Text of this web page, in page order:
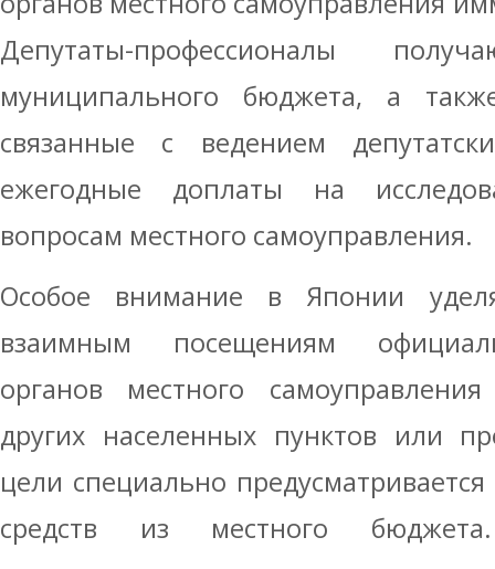
Депутаты-профессионалы
муниципального бюджета, а
связанные с ведением
ежегодные доплаты на
вопросам местного самоуправления.
Особое внимание в Японии
взаимным посещениям
органов местного
других населенных пунктов или
цели специально
средств из местного